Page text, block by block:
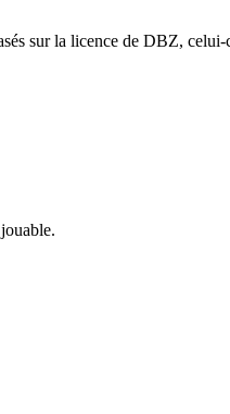
sur la licence de DBZ,